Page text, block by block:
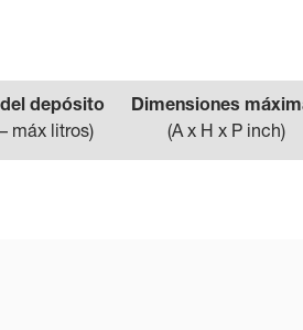
depósito
máx litros)
Dimensiones
(A x H x P inch)